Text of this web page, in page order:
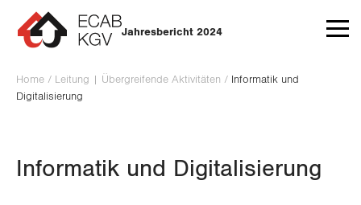
Zum Inhalt springen
Jahresbericht 2024
Home / Leitung | Übergreifende Aktivitäten / Informatik und
Digitalisierung
Informatik und Digitalisierung